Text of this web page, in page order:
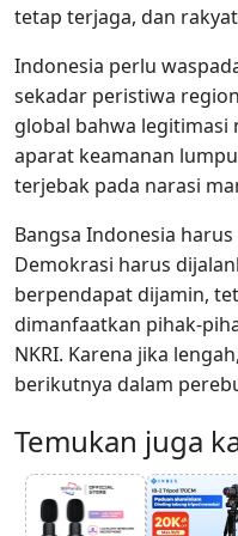
tetap terjaga, dan
Indonesia perlu
sekadar peristiwa
global bahwa legitimasi
aparat keamanan
terjebak pada narasi
Bangsa Indonesia
Demokrasi harus
berpendapat dijamin,
dimanfaatkan pihak-
NKRI. Karena jika
berikutnya dalam
Temukan juga